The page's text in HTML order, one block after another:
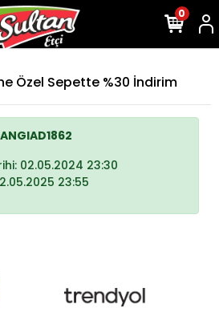
0
Özel Sepette %30 İndirim
ANGIAD1862
02.05.2024 23:30
23:55